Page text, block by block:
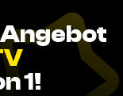
1!